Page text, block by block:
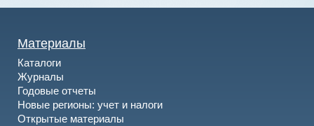
Материалы
Каталоги
Журналы
Годовые отчеты
Новые регионы: учет и налоги
Открытые материалы